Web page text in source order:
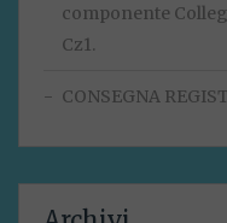
componente
Cz1.
CONSEGNA